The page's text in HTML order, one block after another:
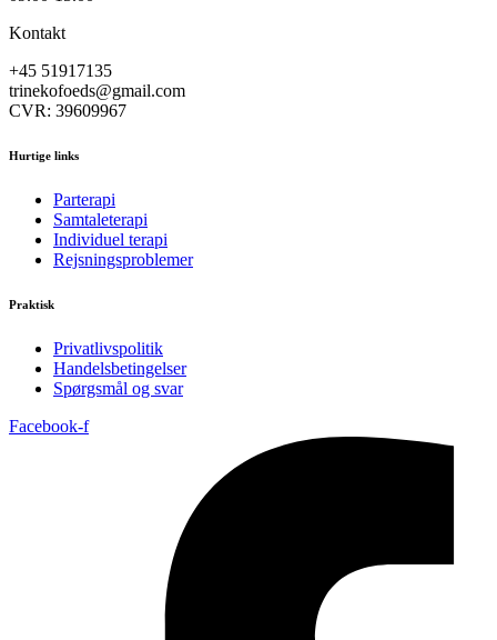
Kontakt
+45 51917135
trinekofoeds@gmail.com
CVR: 39609967
Hurtige links
Parterapi
Samtaleterapi
Individuel terapi
Rejsningsproblemer
Praktisk
Privatlivspolitik
Handelsbetingelser
Spørgsmål og svar
Facebook-f